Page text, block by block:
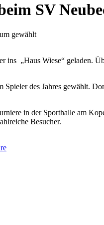
SV
gewählt
„Haus Wiese“ geladen.
des Jahres gewählt.
in der Sporthalle am
Besucher.